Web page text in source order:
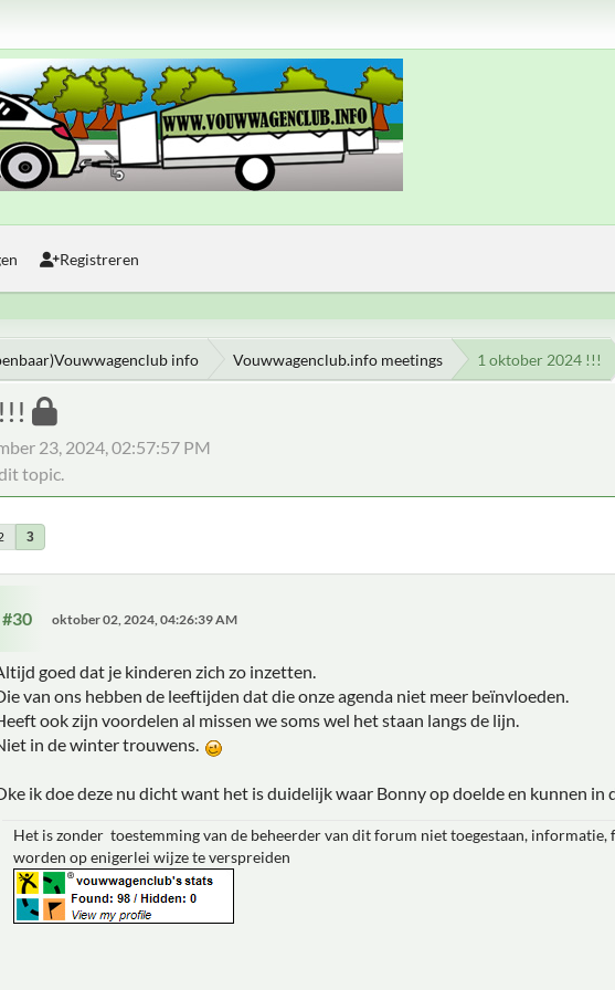
Registreren
info Vouwwagenclub.info meetings 1 oktober 2024 !!!
23, 2024, 02:57:57 PM
topic.
3
#30 oktober 02, 2024, 04:26:39 AM
goed dat je kinderen zich zo inzetten.
van ons hebben de leeftijden dat die onze agenda niet meer beïnvloeden.
ook zijn voordelen al missen we soms wel het staan langs de lijn.
in de winter trouwens.
ik doe deze nu dicht want het is duidelijk waar Bonny op doelde en kunnen in
Het is zonder toestemming van de beheerder van dit forum niet toegestaan,
worden op enigerlei wijze te verspreiden